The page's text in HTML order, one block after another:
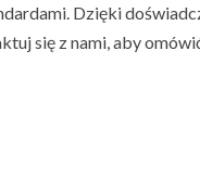
Dzięki
się z nami, aby